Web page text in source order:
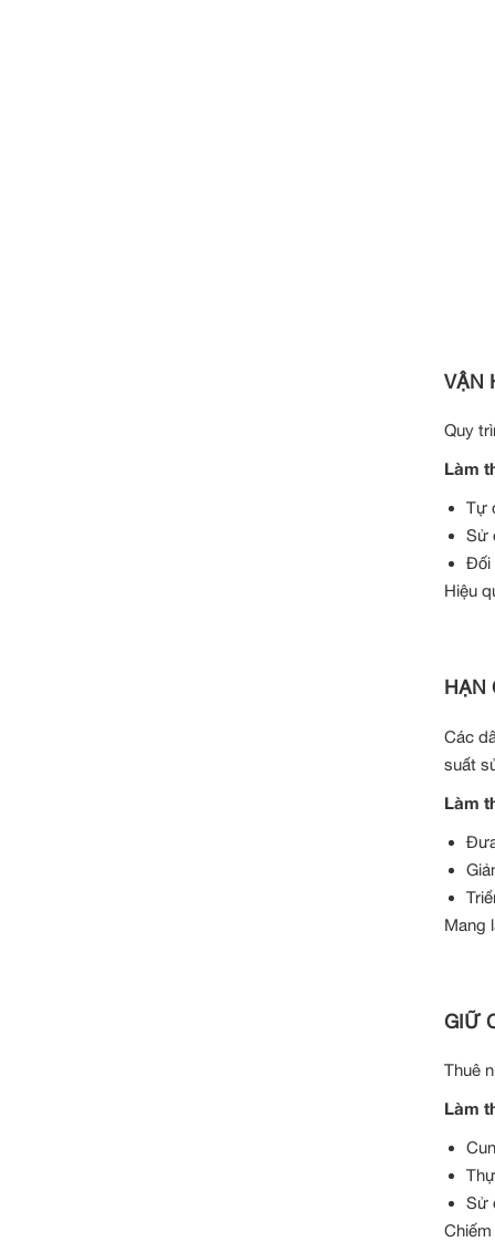
VẬN
Quy
Làm
Tự
Sử
Đối
Hiệu
HẠN
Các
suất
Làm
Mang
GIỮ
Thuê
Làm
Sử